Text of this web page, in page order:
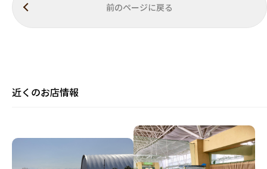
前のページに戻る
近くのお店情報